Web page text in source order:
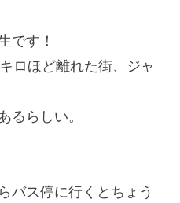
です！
ロほど離れた街、ジャ
るらしい。
バス停に行くとちょう